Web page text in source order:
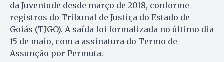
da Juventude desde março de 2018, conforme
registros do Tribunal de Justiça do Estado de
Goiás (TJGO). A saída foi formalizada no último dia
15 de maio, com a assinatura do Termo de
Assunção por Permuta.